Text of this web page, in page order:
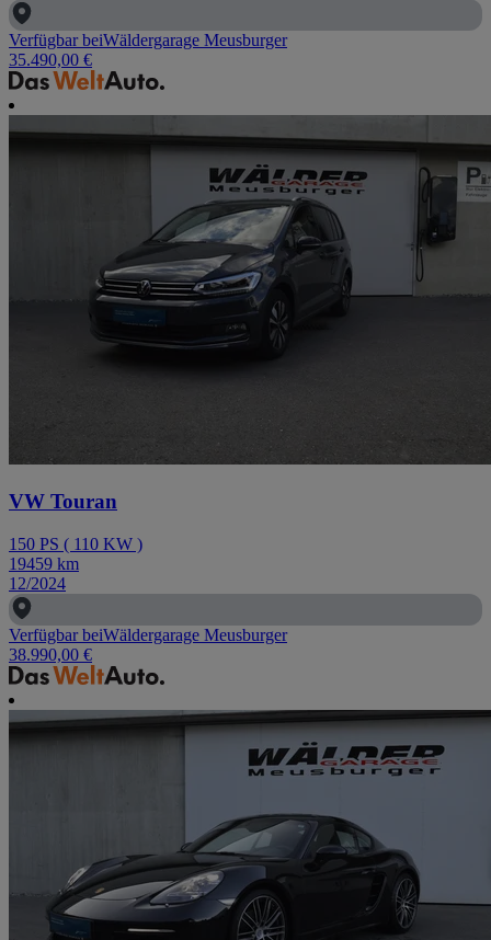
Verfügbar beiWäldergarage Meusburger
35.490,00 €
VW Touran
150 PS ( 110 KW )
19459 km
12/2024
Verfügbar beiWäldergarage Meusburger
38.990,00 €